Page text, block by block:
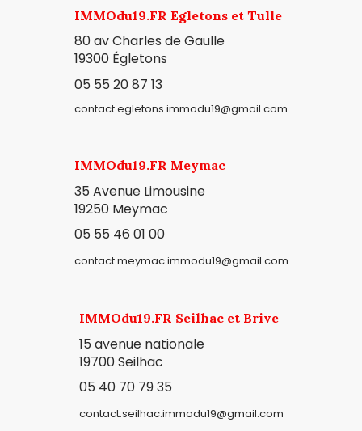
IMMOdu19.FR Egletons et Tulle
80 av Charles de Gaulle
19300 Égletons
05 55 20 87 13
contact.egletons.immodu19@gmail.com
IMMOdu19.FR Meymac
35 Avenue Limousine
19250 Meymac
05 55 46 01 00
contact.meymac.immodu19@gmail.com
IMMOdu19.FR Seilhac et Brive
15 avenue nationale
19700 Seilhac
05 40 70 79 35
contact.seilhac.immodu19@gmail.com